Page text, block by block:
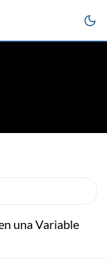
una Variable